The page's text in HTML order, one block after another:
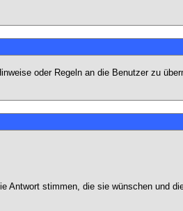
oder Regeln an die Benutzer zu
Antwort stimmen, die sie wünschen und